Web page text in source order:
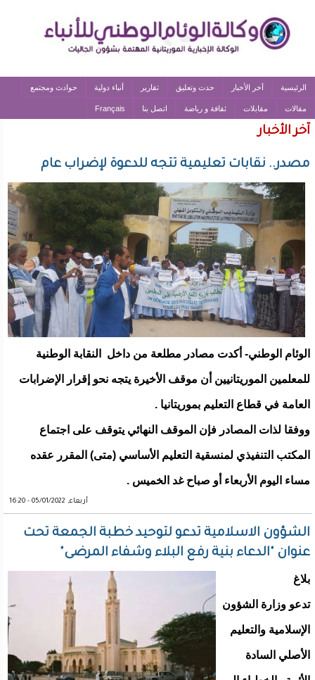
الرئيسية آخر الأخبار حدث وتعليق تقارير أنباء دولية حوادث ومجتمع
مقالات مقابلات ثقافة و رياضة اتصل بنا Français
آخر الأخبار
مصدر.. نقابات تعليمية تتجه للدعوة لإضراب عام
الوئام الوطني- أكدت مصادر مطلعة من داخل النقابة الوطنية
للمعلمين الموريتانيين أن موقف الأخيرة يتجه نحو إقرار الإضرابات
العامة في قطاع التعليم بموريتانيا .
ووفقا لذات المصادر فإن الموقف النهائي يتوقف على اجتماع
المكتب التنفيذي لمنسقية التعليم الأساسي (متى) المقرر عقده
مساء اليوم الأربعاء أو صباح غد الخميس .
أربعاء, 05/01/2022 - 16:20
الشؤون الاسلامية تدعو لتوحيد خطبة الجمعة تحت
عنوان "الدعاء بنية رفع البلاء وشفاء المرضى"
بلاغ
تدعو وزارة الشؤون
الإسلامية والتعليم
الأصلي السادة